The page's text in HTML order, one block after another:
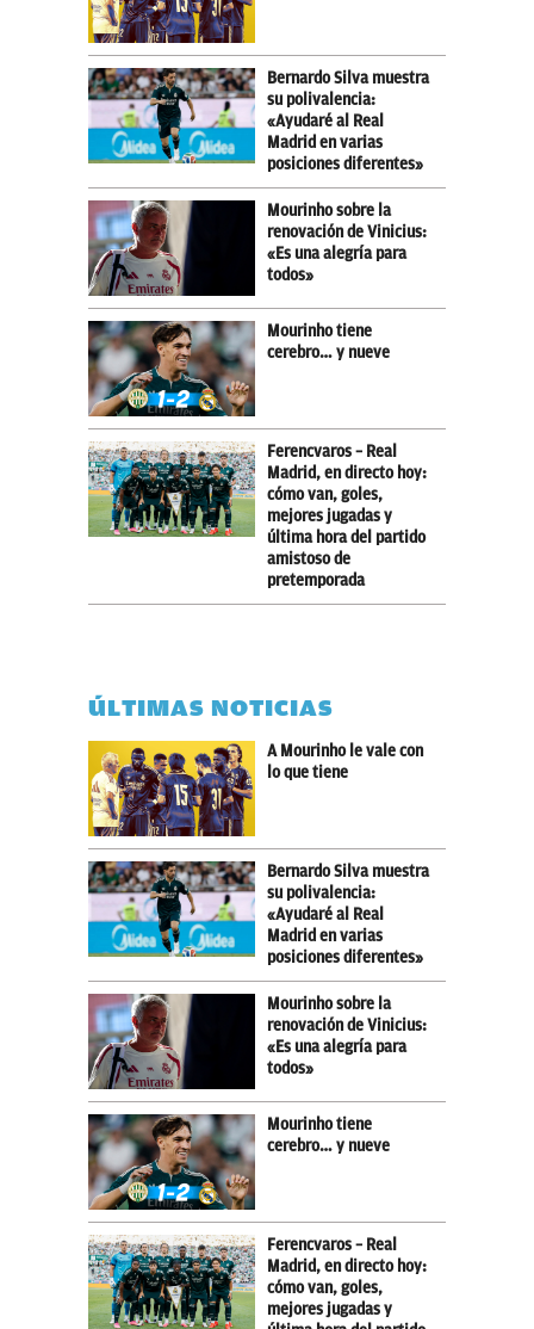
Bernardo Silva muestra
su polivalencia:
«Ayudaré al Real
Madrid en varias
posiciones diferentes»
Mourinho sobre la
renovación de Vinicius:
«Es una alegría para
todos»
Mourinho tiene
cerebro… y nueve
Ferencvaros – Real
Madrid, en directo hoy:
cómo van, goles,
mejores jugadas y
última hora del partido
amistoso de
pretemporada
ÚLTIMAS NOTICIAS
A Mourinho le vale con
lo que tiene
Bernardo Silva muestra
su polivalencia:
«Ayudaré al Real
Madrid en varias
posiciones diferentes»
Mourinho sobre la
renovación de Vinicius:
«Es una alegría para
todos»
Mourinho tiene
cerebro… y nueve
Ferencvaros – Real
Madrid, en directo hoy:
cómo van, goles,
mejores jugadas y